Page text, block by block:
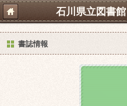
石川県立図書館
書誌情報